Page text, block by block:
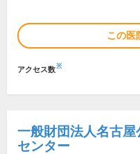
この医
アクセス数※
一般財団法人名古
センター